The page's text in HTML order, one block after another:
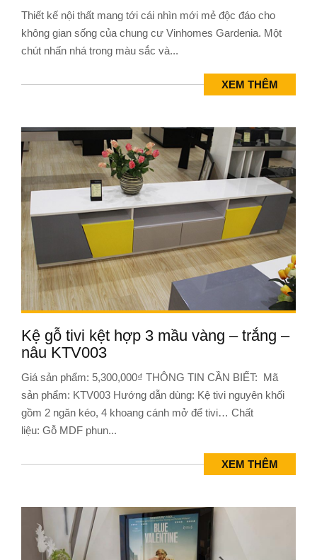
Thiết kế nội thất mang tới cái nhìn mới mẻ độc đáo cho
không gian sống của chung cư Vinhomes Gardenia. Một
chút nhấn nhá trong màu sắc và...
XEM THÊM
Kệ gỗ tivi kệt hợp 3 mầu vàng – trắng –
nâu KTV003
Giá sản phẩm: 5,300,000₫ THÔNG TIN CẦN BIẾT: Mã
sản phẩm: KTV003 Hướng dẫn dùng: Kệ tivi nguyên khối
gồm 2 ngăn kéo, 4 khoang cánh mở để tivi… Chất
liệu: Gỗ MDF phun...
XEM THÊM